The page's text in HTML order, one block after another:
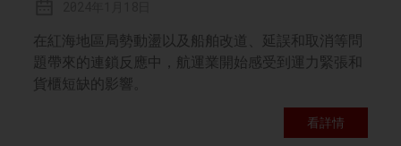
在紅海地區局勢動盪以及船舶改道、延誤和取消等問
題帶來的連鎖反應中，航運業開始感受到運力緊張和
貨櫃短缺的影響。
看詳情